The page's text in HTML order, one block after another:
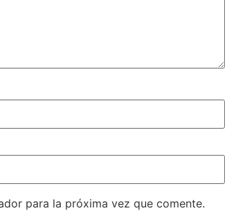
para la próxima vez que comente.